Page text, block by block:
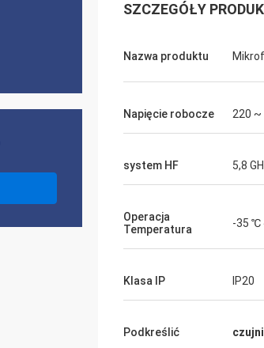
SZCZEGÓŁY
Nazwa produktu
Napięcie robocze 220 ~
system HF 5,8
Operacja
Temperatura
-35 ℃
Klasa IP IP20
Podkreślić